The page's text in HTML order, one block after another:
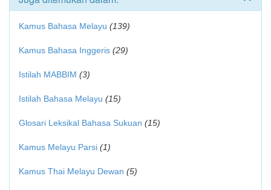
Kamus Bahasa Melayu (139)
Kamus Bahasa Inggeris (29)
Istilah MABBIM (3)
Istilah Bahasa Melayu (15)
Glosari Leksikal Bahasa Sukuan (15)
Kamus Melayu Parsi (1)
Kamus Thai Melayu Dewan (5)